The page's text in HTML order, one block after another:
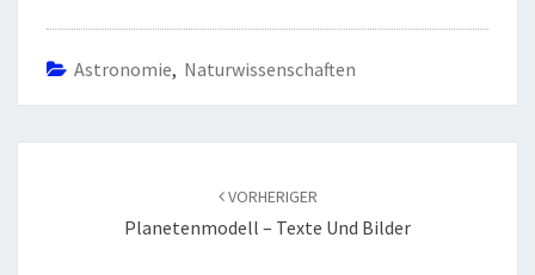
Astronomie, Naturwissenschaften
VORHERIGER
Planetenmodell – Texte Und Bilder